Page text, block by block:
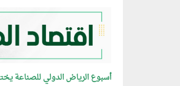
أسبوع الرياض الدولي للصناعة يختتم